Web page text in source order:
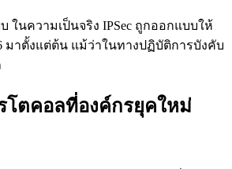
ในความเป็นจริง IPSec ถูกออกแบบให้
มาตั้งแต่ต้น แม้ว่าในทางปฏิบัติการบังคับ
โตคอลที่องค์กรยุคใหม่